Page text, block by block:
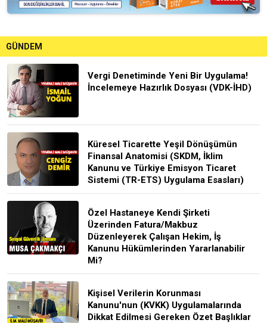
GÜNDEM
Vergi Denetiminde Yeni Bir Uygulama!
İncelemeye Hazırlık Dosyası (VDK-İHD)
Küresel Ticarette Yeşil Dönüşümün
Finansal Anatomisi (SKDM, İklim
Kanunu ve Türkiye Emisyon Ticaret
Sistemi (TR-ETS) Uygulama Esasları)
Özel Hastaneye Kendi Şirketi
Üzerinden Fatura/Makbuz
Düzenleyerek Çalışan Hekim, İş
Kanunu Hükümlerinden Yararlanabilir
Mi?
Kişisel Verilerin Korunması
Kanunu'nun (KVKK) Uygulamalarında
Dikkat Edilmesi Gereken Özet Başlıklar